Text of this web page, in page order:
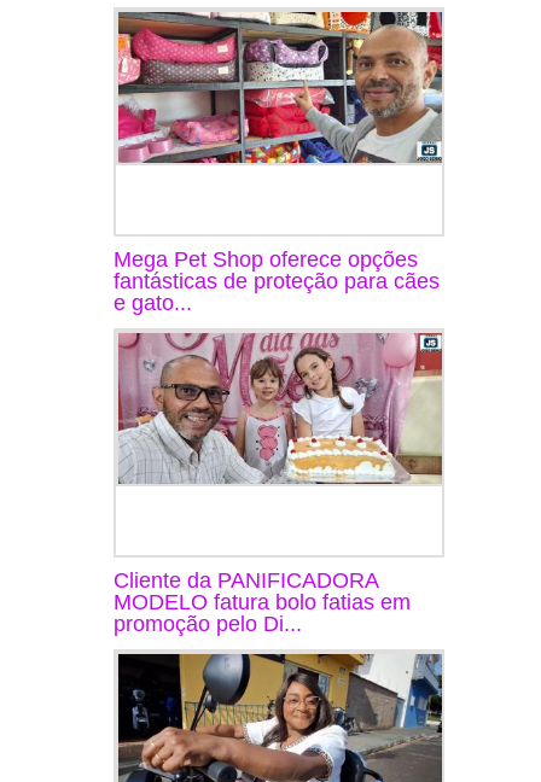
Mega Pet Shop oferece opções
fantásticas de proteção para cães
e gato...
Cliente da PANIFICADORA
MODELO fatura bolo fatias em
promoção pelo Di...